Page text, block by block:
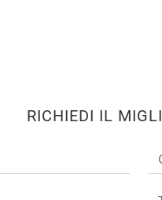
RICHIEDI IL